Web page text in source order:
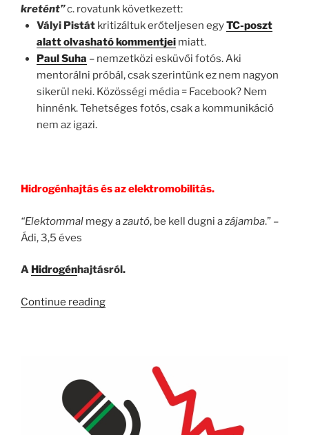
kretént”c. rovatunk következett:
Vályi Pistátkritizáltuk erőteljesen egyTC-poszt
alatt olvasható kommentjeimiatt.
Paul Suha – nemzetközi esküvői fotós. Aki
mentorálni próbál, csak szerintünk ez nem nagyon
sikerül neki. Közösségi média = Facebook? Nem
hinnénk. Tehetséges fotós, csak a kommunikáció
nem az igazi.
Hidrogénhajtás és az elektromobilitás.
“Elektommal megy azautó, be kell dugni azájamba.” –
Ádi, 3,5 éves
A Hidrogénhajtásról.
Continue reading“KB023